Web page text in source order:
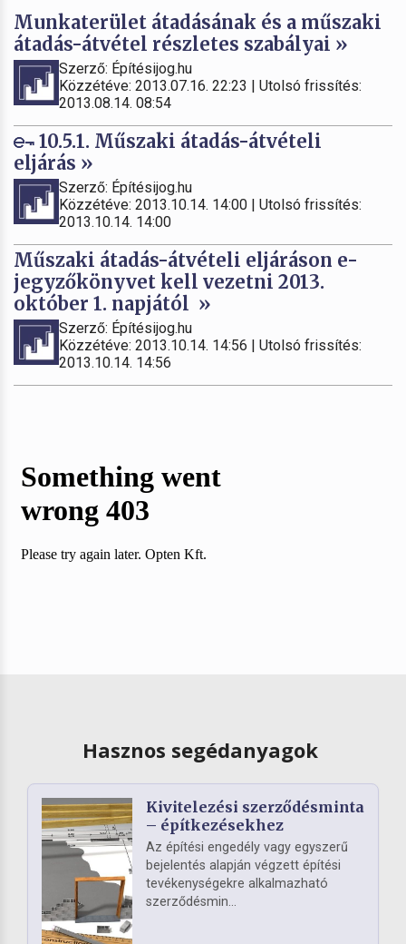
Munkaterület átadásának és a műszaki
átadás-átvétel részletes szabályai »
Szerző: Építésijog.hu
Közzétéve: 2013.07.16. 22:23 | Utolsó frissítés:
2013.08.14. 08:54
10.5.1. Műszaki átadás-átvételi
eljárás »
Szerző: Építésijog.hu
Közzétéve: 2013.10.14. 14:00 | Utolsó frissítés:
2013.10.14. 14:00
Műszaki átadás-átvételi eljáráson e-
jegyzőkönyvet kell vezetni 2013.
október 1. napjától »
Szerző: Építésijog.hu
Közzétéve: 2013.10.14. 14:56 | Utolsó frissítés:
2013.10.14. 14:56
Hasznos segédanyagok
Kivitelezési szerződésminta
– építkezésekhez
Az építési engedély vagy egyszerű
bejelentés alapján végzett építési
tevékenységekre alkalmazható
szerződésmin...